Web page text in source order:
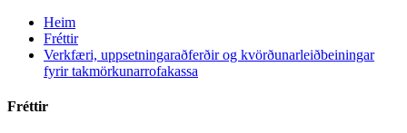
Heim
Fréttir
Verkfæri, uppsetningaraðferðir og kvörðunarleiðbeiningar
fyrir takmörkunarrofakassa
Fréttir